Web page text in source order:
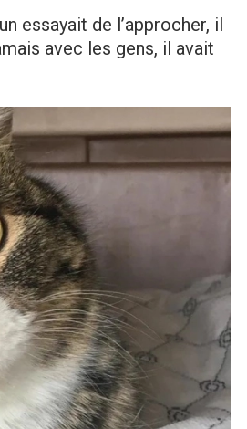
essayait de l’approcher, il
avec les gens, il avait